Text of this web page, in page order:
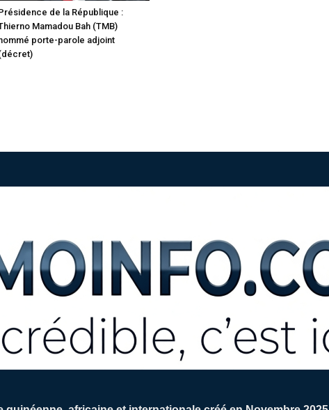
de la République :
Mamadou Bah (TMB)
porte-parole adjoint